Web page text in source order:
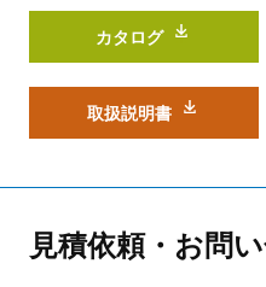
カタログ
取扱説明書
見積依頼・お問